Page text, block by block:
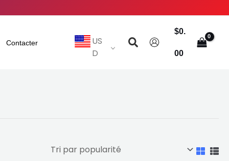
Contacter
US
D
Rechercher
$0.
00